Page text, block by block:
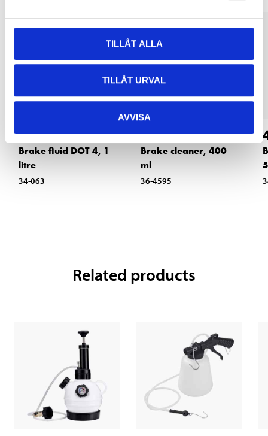
TILLÅT ALLA
TILLÅT URVAL
AVVISA
7490
Brake fluid DOT 4, 1
litre
34-063
3490
Brake cleaner, 400
ml
36-4595
Related products